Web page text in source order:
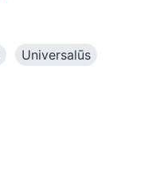
Universalūs